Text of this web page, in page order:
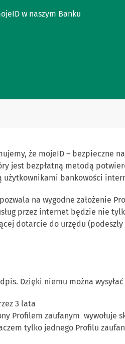
w naszym Banku
że mojeID – bezpieczne
jest bezpłatną metodą
bankowości
na wygodne założenie
przez internet będzie nie
dotarcie do urzędu
Dzięki niemu można
3 lata
Profilem zaufanym wywołuje
tylko jednego Profilu